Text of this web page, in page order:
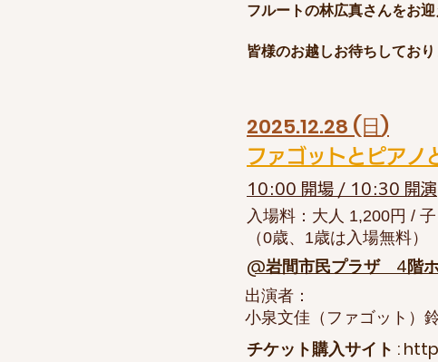
フルートの林広真さんをお
皆様のお越しお待ちしてお
2025.12.28 (日)
ファゴットとピアノ
10:00 開場 / 10:30 開演
入場料：大人 1,200円 /
​（0歳、1歳は入場無料）
@岩間市民プラザ 4階
出演者：
小泉文佳（ファゴット）
チケット購入サイト :